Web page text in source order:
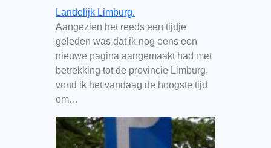
Landelijk Limburg.
Aangezien het reeds een tijdje
geleden was dat ik nog eens een
nieuwe pagina aangemaakt had met
betrekking tot de provincie Limburg,
vond ik het vandaag de hoogste tijd
om…